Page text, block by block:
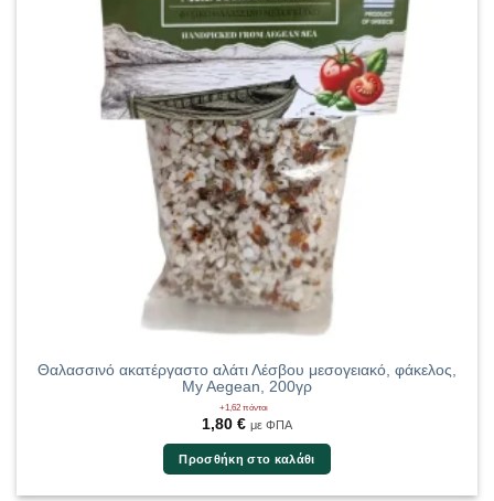
Θαλασσινό ακατέργαστο αλάτι Λέσβου μεσογειακό, φάκελος,
My Aegean, 200γρ
+1,62 πόντοι
1,80 € με ΦΠΑ
Προσθήκη στο καλάθι